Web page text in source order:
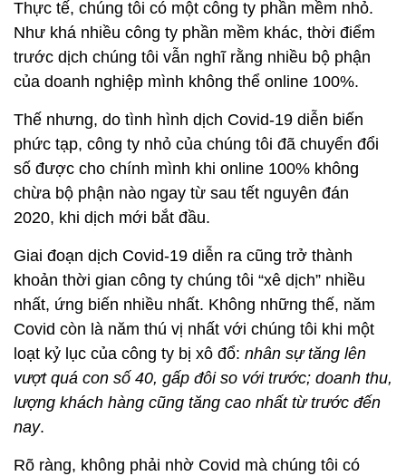
Thực tế, chúng tôi có một công ty phần mềm nhỏ.
Như khá nhiều công ty phần mềm khác, thời điểm
trước dịch chúng tôi vẫn nghĩ rằng nhiều bộ phận
của doanh nghiệp mình không thể online 100%.
Thế nhưng, do tình hình dịch Covid-19 diễn biến
phức tạp, công ty nhỏ của chúng tôi đã chuyển đổi
số được cho chính mình khi online 100% không
chừa bộ phận nào ngay từ sau tết nguyên đán
2020, khi dịch mới bắt đầu.
Giai đoạn dịch Covid-19 diễn ra cũng trở thành
khoản thời gian công ty chúng tôi “xê dịch” nhiều
nhất, ứng biến nhiều nhất. Không những thế, năm
Covid còn là năm thú vị nhất với chúng tôi khi một
loạt kỷ lục của công ty bị xô đổ: nhân sự tăng lên
vượt quá con số 40, gấp đôi so với trước; doanh thu,
lượng khách hàng cũng tăng cao nhất từ trước đến
nay.
Rõ ràng, không phải nhờ Covid mà chúng tôi có